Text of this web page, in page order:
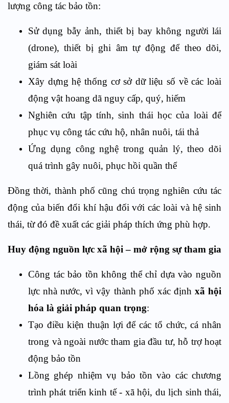
lượng công tác bảo tồn:
Sử dụng bẫy ảnh, thiết bị bay không người lái
(drone), thiết bị ghi âm tự động để theo dõi,
giám sát loài
Xây dựng hệ thống cơ sở dữ liệu số về các loài
động vật hoang dã nguy cấp, quý, hiếm
Nghiên cứu tập tính, sinh thái học của loài để
phục vụ công tác cứu hộ, nhân nuôi, tái thả
Ứng dụng công nghệ trong quản lý, theo dõi
quá trình gây nuôi, phục hồi quần thể
Đồng thời, thành phố cũng chú trọng nghiên cứu tác
động của biến đổi khí hậu đối với các loài và hệ sinh
thái, từ đó đề xuất các giải pháp thích ứng phù hợp.
Huy động nguồn lực xã hội – mở rộng sự tham gia
Công tác bảo tồn không thể chỉ dựa vào nguồn
lực nhà nước, vì vậy thành phố xác định xã hội
hóa là giải pháp quan trọng:
Tạo điều kiện thuận lợi để các tổ chức, cá nhân
trong và ngoài nước tham gia đầu tư, hỗ trợ hoạt
động bảo tồn
Lồng ghép nhiệm vụ bảo tồn vào các chương
trình phát triển kinh tế - xã hội, du lịch sinh thái,